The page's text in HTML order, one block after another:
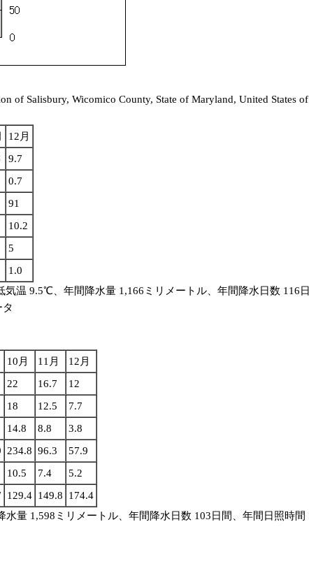
of Salisbury, Wicomico County, State of Maryland, United
12月
9.7
0.7
91
10.2
5
1.0
温 9.5℃、年間降水量 1,166ミリメートル、年間降水日数 116
タ
10月 11月
12月
22 16.7
12
18 12.5
7.7
14.8 8.8
3.8
234.8 96.3
57.9
10.5 7.4
5.2
129.4 149.8
174.4
1,598ミリメートル、年間降水日数 103日間、年間日照時間